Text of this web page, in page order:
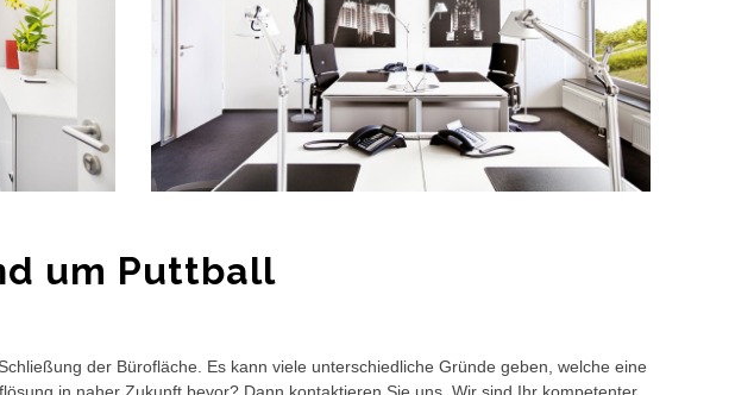
um Puttball
der Bürofläche. Es kann viele unterschiedliche Gründe geben, welche eine
in naher Zukunft bevor? Dann kontaktieren Sie uns. Wir sind Ihr kompetenter